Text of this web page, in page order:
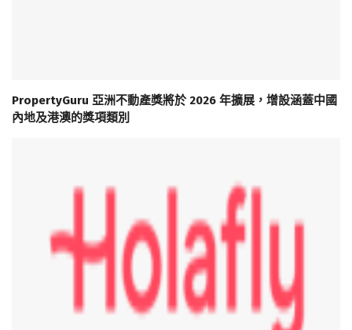
PropertyGuru 亞洲不動產獎將於 2026 年擴展，增設涵蓋中國
內地及港澳的獎項類別